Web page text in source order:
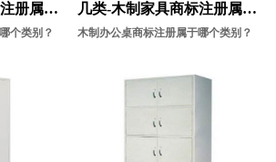
罐头商标注册
册 工具商标注册
册属于
个类别？
几类-木制家具商标注册属于
哪一类？
木制办公桌商标注册属于哪个类别？